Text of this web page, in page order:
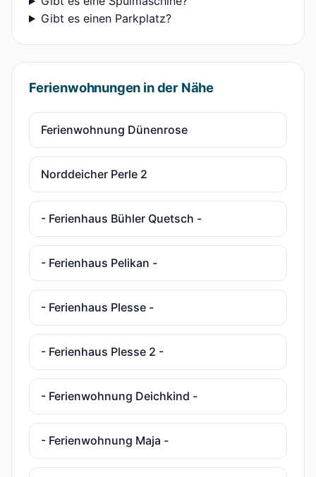
Gibt es einen Parkplatz?
Ferienwohnungen in der Nähe
Ferienwohnung Dünenrose
Norddeicher Perle 2
- Ferienhaus Bühler Quetsch -
- Ferienhaus Pelikan -
- Ferienhaus Plesse -
- Ferienhaus Plesse 2 -
- Ferienwohnung Deichkind -
- Ferienwohnung Maja -